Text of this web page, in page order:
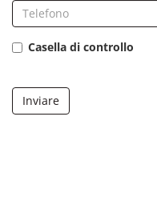
Casella di controllo
Inviare